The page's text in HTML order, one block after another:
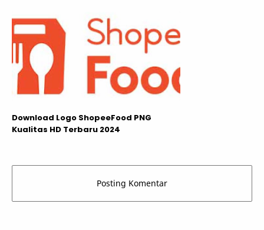
Download Logo ShopeeFood PNG
Kualitas HD Terbaru 2024